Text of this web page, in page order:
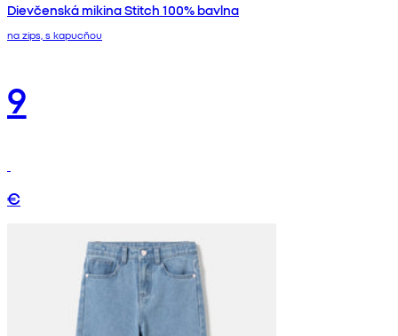
Dievčenská mikina Stitch 100% bavlna
na zips, s kapucňou
9
€